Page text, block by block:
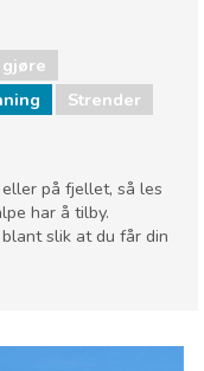
Strender
på fjellet, så les
har å tilby.
slik at du får din